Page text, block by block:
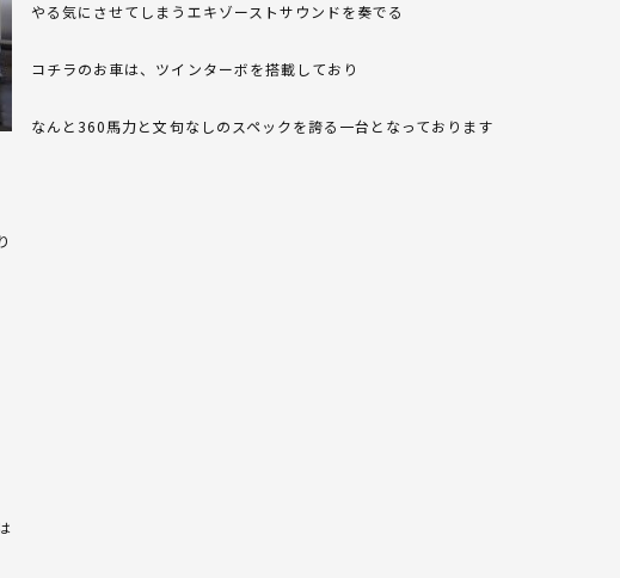
やる気にさせてしまうエキゾーストサウンドを奏でる
コチラのお車は、ツインターボを搭載しており
なんと360馬力と文句なしのスペックを誇る一台となっております